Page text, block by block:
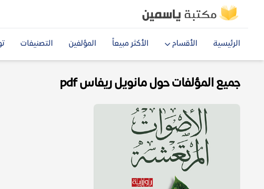
الرئيسية الأقسام الأكثر مبيعاً المؤلفين التصنيفات
جميع المؤلفات حول مانويل ريفاس pdf